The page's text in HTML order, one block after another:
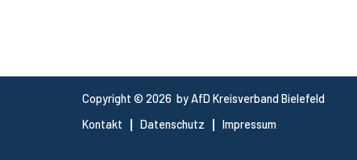
Copyright © 2026 by AfD Kreisverband Bielefeld
Kontakt
Datenschutz Impressum